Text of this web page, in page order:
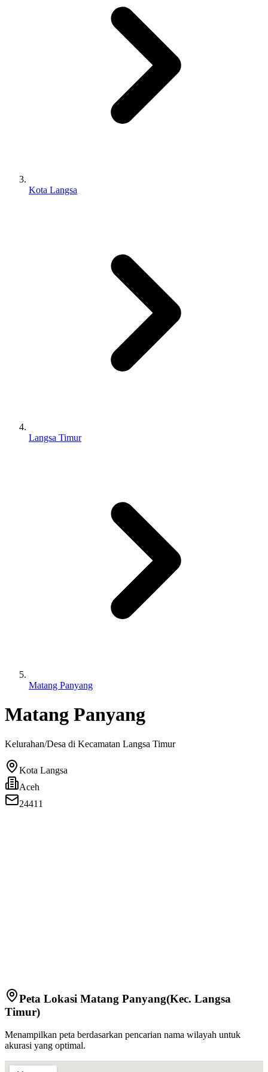
Kota Langsa
Langsa Timur
Matang Panyang
Matang Panyang
Kelurahan/Desa di Kecamatan Langsa Timur
Kota Langsa
Aceh
24411
Peta Lokasi Matang Panyang(Kec. Langsa
Timur)
Menampilkan peta berdasarkan pencarian nama wilayah untuk
akurasi yang optimal.